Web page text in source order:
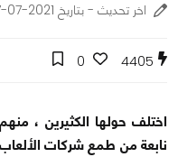
اخر تحديث - بتاريخ 2021-07-27
4405
0
اختلف حولها الكثيرين ،
نابعة من طمع شركات